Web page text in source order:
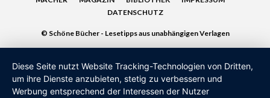
DATENSCHUTZ
© Schöne Bücher - Lesetipps aus unabhängigen Verlagen
Diese Seite nutzt Website Tracking-Technologien von Dritten,
um ihre Dienste anzubieten, stetig zu verbessern und
Werbung entsprechend der Interessen der Nutzer